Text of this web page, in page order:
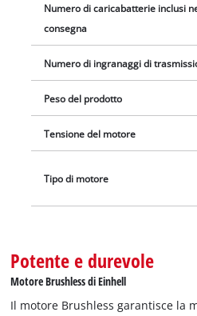
batteria Power X-Change Plus da
Numero di caricabatterie inclusi
consegna
Numero di ingranaggi di
Peso del prodotto
Tensione del motore
Tipo di motore
Potente e durevole
Motore Brushless di Einhell
Il motore Brushless garantisce la